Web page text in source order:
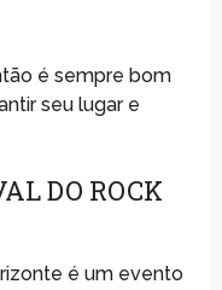
é sempre bom
seu lugar e
DO ROCK
é um evento